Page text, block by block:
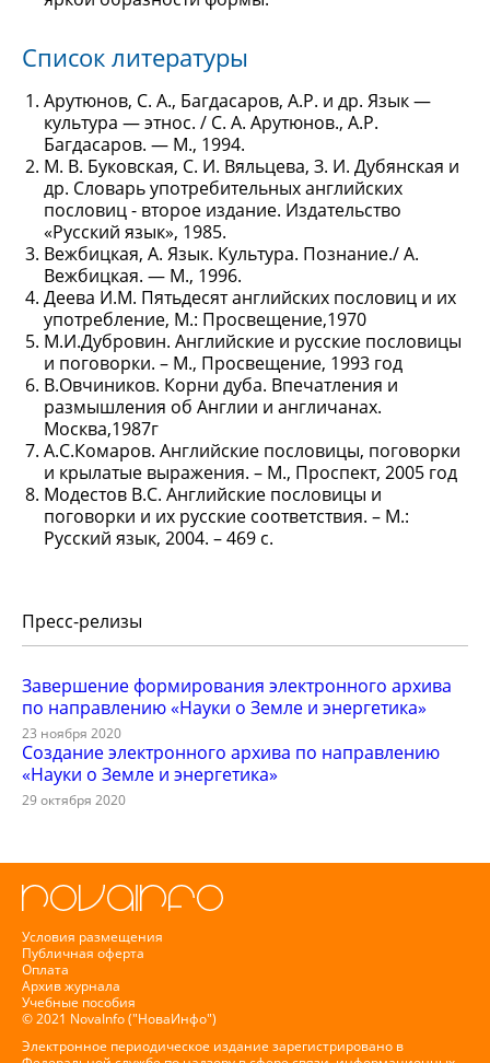
Список литературы
Арутюнов, С. А., Багдасаров, А.Р. и др. Язык —
культура — этнос. / С. А. Арутюнов., А.Р.
Багдасаров. — М., 1994.
М. В. Буковская, С. И. Вяльцева, З. И. Дубянская и
др. Словарь употребительных английских
пословиц - второе издание. Издательство
«Русский язык», 1985.
Вежбицкая, А. Язык. Культура. Познание./ А.
Вежбицкая. — М., 1996.
Деева И.М. Пятьдесят английских пословиц и их
употребление, М.: Просвещение,1970
М.И.Дубровин. Английские и русские пословицы
и поговорки. – М., Просвещение, 1993 год
В.Овчиников. Корни дуба. Впечатления и
размышления об Англии и англичанах.
Москва,1987г
А.С.Комаров. Английские пословицы, поговорки
и крылатые выражения. – М., Проспект, 2005 год
Модестов В.С. Английские пословицы и
поговорки и их русские соответствия. – М.:
Русский язык, 2004. – 469 с.
Пресс-релизы
Завершение формирования электронного архива
по направлению «Науки о Земле и энергетика»
23 ноября 2020
Создание электронного архива по направлению
«Науки о Земле и энергетика»
29 октября 2020
Условия размещения
Публичная оферта
Оплата
Архив журнала
Учебные пособия
© 2021 NovaInfo ("НоваИнфо")
Электронное периодическое издание зарегистрировано в